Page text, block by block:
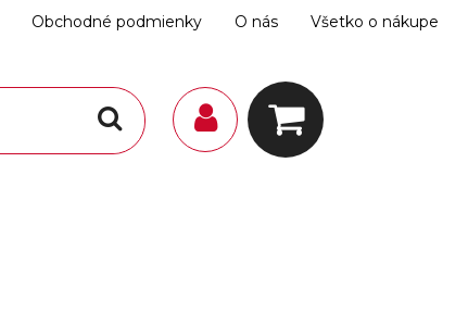
Obchodné podmienky O nás Všetko o nákupe